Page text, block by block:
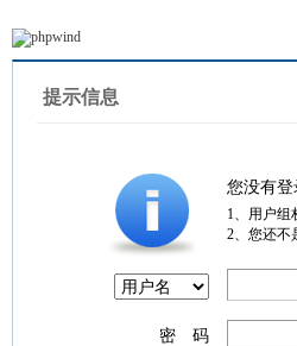
提示信息
您没有
1、用户组
2、您还不
密 码